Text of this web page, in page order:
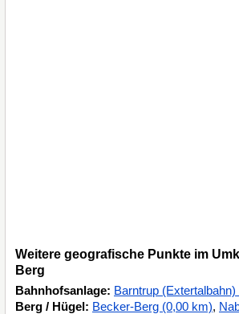
Weitere geografische Punkte im
Berg
Bahnhofsanlage: Barntrup
Berg / Hügel: Becker-Berg (0,00 km),